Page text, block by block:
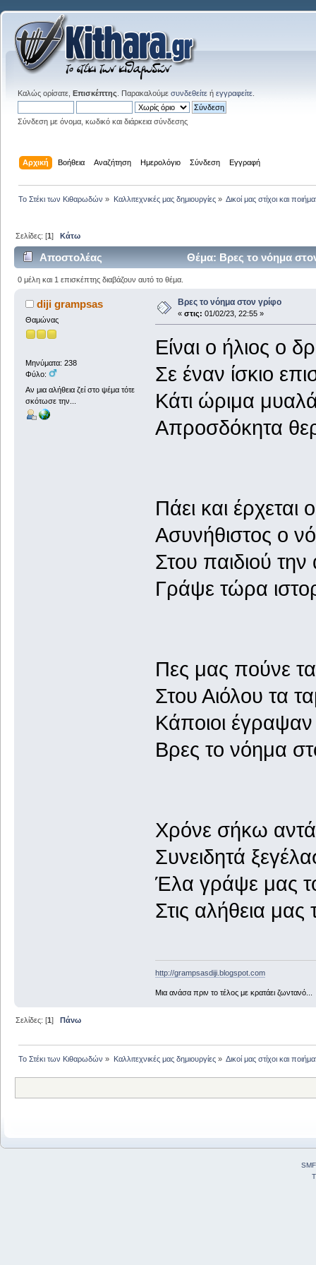
Καλώς ορίσατε, Επισκέπτης . Παρακαλούμε συνδεθείτε ή εγγραφείτε
Σύνδεση με όνομα, κωδικό και διάρκεια σύνδεσης
Αρχική Βοήθεια Αναζήτηση Ημερολόγιο Σύνδεση Εγγραφή
Το Στέκι των Κιθαρωδών » Καλλιτεχνικές μας δημιουργίες» Δικοί μας στίχοι και
Σελίδες: [1]Κάτω
Αποστολέας Θέμα: Βρες το νόημα
0 μέλη και 1 επισκέπτης διαβάζουν αυτό το θέμα.
diji grampsas
Θαμώνας
Μηνύματα: 238
Φύλο:
Αν μια αλήθεια ζεί στο ψέμα τότε
σκότωσε την...
Βρες το νόημα στον γρίφο
« στις: 01/02/23, 22:55 »
Είναι ο ήλιος ο
Σε έναν ίσκιο
Κάτι ώριμα
Απροσδόκητα
Πάει και έρχεται
Ασυνήθιστος ο
Στου παιδιού
Γράψε τώρα
Πες μας πούνε
Στου Αιόλου τα
Κάποιοι έγραψαν
Βρες το νόημα
Χρόνε σήκω
Συνειδητά
Έλα γράψε μας
Στις αλήθεια μας
http://grampsasdiji.blogspot.com
Μια ανάσα πριν το τέλος με κρατάει ζωντανό...
Σελίδες: [1] Πάνω
Το Στέκι των Κιθαρωδών » Καλλιτεχνικές μας δημιουργίες» Δικοί μας στίχοι και